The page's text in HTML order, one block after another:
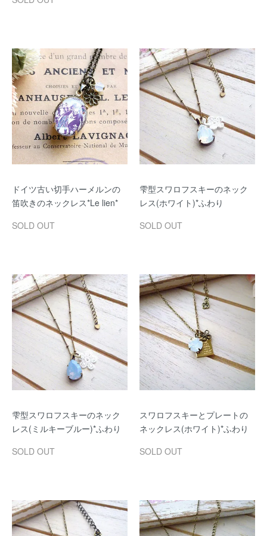
ドイツ古い切手ハーメルンの
笛吹きのネックレス*Le lien*
SOLD OUT
雫型スワロフスキーのネック
レス(ホワイト)*ふわり
SOLD OUT
雫型スワロフスキーのネック
レス(ミルキーブルー)*ふわり
SOLD OUT
スワロフスキーとプレートの
ネックレス(ホワイト)*ふわり
SOLD OUT